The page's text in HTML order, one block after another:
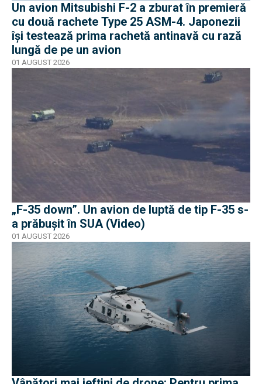
Un avion Mitsubishi F-2 a zburat în premieră
cu două rachete Type 25 ASM-4. Japonezii
își testează prima rachetă antinavă cu rază
lungă de pe un avion
01 AUGUST 2026
„F-35 down”. Un avion de luptă de tip F-35 s-
a prăbușit în SUA (Video)
01 AUGUST 2026